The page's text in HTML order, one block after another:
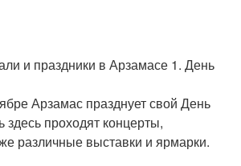
и праздники в Арзамасе 1. День
Арзамас празднует свой День
здесь проходят концерты,
различные выставки и ярмарки.